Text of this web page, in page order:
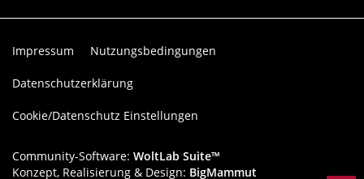
Impressum Nutzungsbedingungen
Datenschutzerklärung
Cookie/Datenschutz Einstellungen
Community-Software: WoltLab Suite™
Konzept, Realisierung & Design: BigMammut